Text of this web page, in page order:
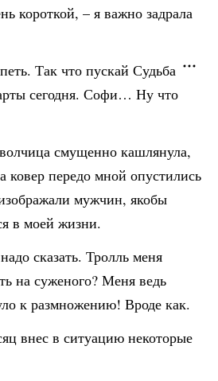
короткой, – я важно задрала
Так что пускай Судьба
сегодня. Софи… Ну что
смущенно кашлянула,
ковер передо мной опустились
мужчин, якобы
в моей жизни.
сказать. Тролль меня
на суженого? Меня ведь
к размножению! Вроде как.
внес в ситуацию некоторые